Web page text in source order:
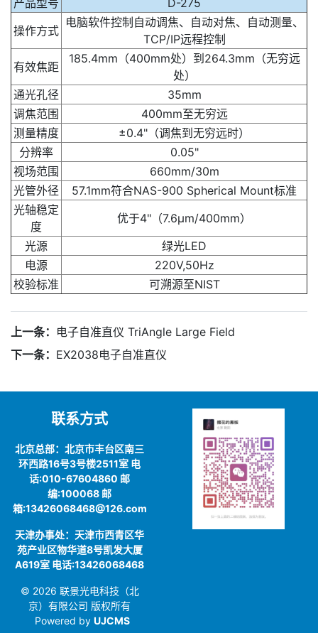
操作方式
电脑软件控制自动调焦、自动对焦、自动测量、
TCP/IP远程控制
有效焦距
185.4mm（400mm处）到264.3mm（无穷远
处）
通光孔径
35mm
调焦范围
400mm至无穷远
测量精度
±0.4"（调焦到无穷远时）
分辨率
0.05"
视场范围
660mm/30m
光管外径
57.1mm符合NAS-900 Spherical Mount标准
光轴稳定
度
优于4"（7.6μm/400mm）
光源
绿光LED
电源
220V,50Hz
校验标准
可溯源至NIST
上一条： 电子自准直仪 TriAngle Large Field
下一条： EX2038电子自准直仪
联系方式
北京总部：北京市丰台区南三
环西路16号3号楼2511室 电
话:010-67604860 邮
编:100068 邮
箱:13426068468@126.com
天津办事处：天津市西青区华
苑产业区物华道8号凯发大厦
A619室 电话:13426068468
© 2026 联景光电科技（北
京）有限公司 版权所有
Powered by UJCMS